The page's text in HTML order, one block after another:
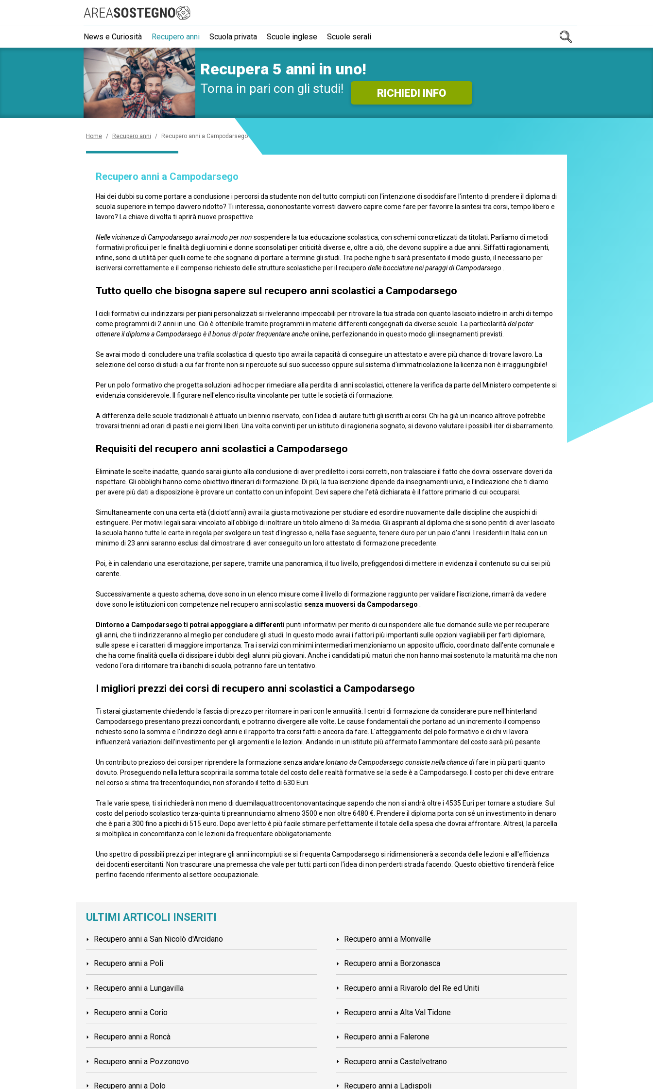
News e Curiosità Recupero anni Scuola privata Scuole inglese Scuole serali
RICHIEDI SUBITO INFORMAZIONI GRATUITE!
Sarai ricontattato al più presto
Recupera 5 anni in uno!
Torna in pari con gli studi! RICHIEDI INFO
Home / Recupero anni / Recupero anni a Campodarsego
Recupero anni a Campodarsego
Hai dei dubbi su come portare a conclusione i percorsi da studente non del tutto compiuti con l'intenzione di soddisfare l'intento di prendere il diploma di
scuola superiore in tempo davvero ridotto? Ti interessa, ciononostante vorresti davvero capire come fare per favorire la sintesi tra corsi, tempo libero e
lavoro? La chiave di volta ti aprirà nuove prospettive.
Nelle vicinanze di Campodarsego avrai modo per non sospendere la tua educazione scolastica, con schemi concretizzati da titolati. Parliamo di metodi
formativi proficui per le finalità degli uomini e donne sconsolati per criticità diverse e, oltre a ciò, che devono supplire a due anni. Siffatti ragionamenti,
infine, sono di utilità per quelli come te che sognano di portare a termine gli studi. Tra poche righe ti sarà presentato il modo giusto, il necessario per
iscriversi correttamente e il compenso richiesto delle strutture scolastiche per il recupero delle bocciature nei paraggi di Campodarsego
Tutto quello che bisogna sapere sul recupero anni scolastici a Campodarsego
I cicli formativi cui indirizzarsi per piani personalizzati si riveleranno impeccabili per ritrovare la tua strada con quanto lasciato indietro in archi di tempo
come programmi di 2 anni in uno. Ciò è ottenibile tramite programmi in materie differenti congegnati da diverse scuole. La particolarità del poter
ottenere il diploma a Campodarsego è il bonus di poter frequentare ancheonline, perfezionando in questo modo gli insegnamenti previsti.
Se avrai modo di concludere una trafila scolastica di questo tipo avrai la capacità di conseguire un attestato e avere più chance di trovare lavoro. La
selezione del corso di studi a cui far fronte non si ripercuote sul suo successo oppure sul sistema d'iimmatricolazione la licenza non è irraggiungibile!
Per un polo formativo che progetta soluzioni ad hoc per rimediare alla perdita di anni scolastici, ottenere la verifica da parte del Ministero competente si
evidenzia considerevole. Il figurare nell'elenco risulta vincolante per tutte le società di formazione.
A differenza delle scuole tradizionali è attuato un biennio riservato, con l'idea di aiutare tutti gli iscritti ai corsi. Chi ha già un incarico altrove potrebbe
trovarsi trienni ad orari di pasti e nei giorni liberi. Una volta convinti per un istituto di ragioneria sognato, si devono valutare i possibili iter di sbarramento.
Requisiti del recupero anni scolastici a Campodarsego
Eliminate le scelte inadatte, quando sarai giunto alla conclusione di aver prediletto i corsi corretti, non tralasciare il fatto che dovrai osservare doveri da
rispettare. Gli obblighi hanno come obiettivo itinerari di formazione. Di più, la tua iscrizione dipende da insegnamenti unici, e l'indicazione che ti diamo
per avere più dati a disposizione è provare un contatto con un infopoint. Devi sapere che l'età dichiarata è il fattore primario di cui occuparsi.
Simultaneamente con una certa età (diciott'anni) avrai la giusta motivazione per studiare ed esordire nuovamente dalle discipline che auspichi di
estinguere. Per motivi legali sarai vincolato all'obbligo di inoltrare un titolo almeno di 3a media. Gli aspiranti al diploma che si sono pentiti di aver lasciato
la scuola hanno tutte le carte in regola per svolgere un test d'ingresso e, nella fase seguente, tenere duro per un paio d'anni. I residenti in Italia con un
minimo di 23 anni saranno esclusi dal dimostrare di aver conseguito un loro attestato di formazione precedente.
Poi, è in calendario una esercitazione, per sapere, tramite una panoramica, il tuo livello, prefiggendosi di mettere in evidenza il contenuto su cui sei più
carente.
Successivamente a questo schema, dove sono in un elenco misure come il livello di formazione raggiunto per validare l'iscrizione, rimarrà da vedere
dove sono le istituzioni con competenze nel recupero anni scolastici senza muoversi da Campodarsego
Dintorno a Campodarsego ti potrai appoggiare a differenti punti informativi per merito di cui rispondere alle tue domande sulle vie per recuperare
gli anni, che ti indirizzeranno al meglio per concludere gli studi. In questo modo avrai i fattori più importanti sulle opzioni vagliabili per farti diplomare,
sulle spese e i caratteri di maggiore importanza. Tra i servizi con minimi intermediari menzioniamo un apposito ufficio, coordinato dall'ente comunale e
che ha come finalità quella di dissipare i dubbi degli alunni più giovani. Anche i candidati più maturi che non hanno mai sostenuto la maturità ma che non
vedono l'ora di ritornare tra i banchi di scuola, potranno fare un tentativo.
I migliori prezzi dei corsi di recupero anni scolastici a Campodarsego
Ti starai giustamente chiedendo la fascia di prezzo per ritornare in pari con le annualità. I centri di formazione da considerare pure nell'hinterland
Campodarsego presentano prezzi concordanti, e potranno divergere alle volte. Le cause fondamentali che portano ad un incremento il compenso
richiesto sono la somma e l'indirizzo degli anni e il rapporto tra corsi fatti e ancora da fare. L'atteggiamento del polo formativo e di chi vi lavora
influenzerà variazioni dell'investimento per gli argomenti e le lezioni. Andando in un istituto più affermato l'ammontare del costo sarà più pesante.
Un contributo prezioso dei corsi per riprendere la formazione senza andare lontano da Campodarsego consiste nella chance difare in più parti quanto
dovuto. Proseguendo nella lettura scoprirai la somma totale del costo delle realtà formative se la sede è a Campodarsego. Il costo per chi deve entrare
nel corso si stima tra trecentoquindici, non sforando il tetto di 630 Euri.
Tra le varie spese, ti si richiederà non meno di duemilaquattrocentonovantacinque sapendo che non si andrà oltre i 4535 Euri per tornare a studiare. Sul
costo del periodo scolastico terza-quinta ti preannunciamo almeno 3500 e non oltre 6480 €. Prendere il diploma porta con sé un investimento in denaro
che è pari a 300 fino a picchi di 515 euro. Dopo aver letto è più facile stimare perfettamente il totale della spesa che dovrai affrontare. Altresì, la parcella
si moltiplica in concomitanza con le lezioni da frequentare obbligatoriamente.
Uno spettro di possibili prezzi per integrare gli anni incompiuti se si frequenta Campodarsego si ridimensionerà a seconda delle lezioni e all'efficienza
dei docenti esercitanti. Non trascurare una premessa che vale per tutti: parti con l'idea di non perderti strada facendo. Questo obiettivo ti renderà felice
perfino facendo riferimento al settore occupazionale.
ULTIMI ARTICOLI INSERITI
Recupero anni a San Nicolò d'Arcidano Recupero anni a Monvalle
Recupero anni a Poli Recupero anni a Borzonasca
Recupero anni a Lungavilla Recupero anni a Rivarolo del Re ed Uniti
Recupero anni a Corio Recupero anni a Alta Val Tidone
Recupero anni a Roncà Recupero anni a Falerone
Recupero anni a Pozzonovo Recupero anni a Castelvetrano
Recupero anni a Dolo Recupero anni a Ladispoli